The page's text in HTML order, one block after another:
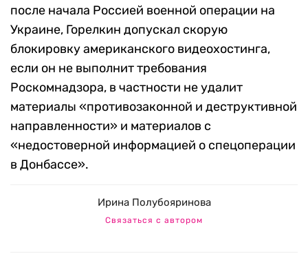
после начала Россией военной операции на
Украине, Горелкин допускал скорую
блокировку американского видеохостинга,
если он не выполнит требования
Роскомнадзора, в частности не удалит
материалы «противозаконной и деструктивной
направленности» и материалов с
«недостоверной информацией о спецоперации
в Донбассе».
Ирина Полубояринова
Связаться с автором